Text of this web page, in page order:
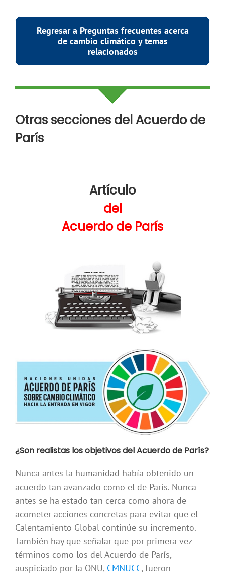
Regresar a Preguntas frecuentes acerca
de cambio climático y temas
relacionados
Otras secciones del Acuerdo de
París
Artículo
del
Acuerdo de París
¿Son realistas los objetivos del Acuerdo de París?
Nunca antes la humanidad había obtenido un
acuerdo tan avanzado como el de París. Nunca
antes se ha estado tan cerca como ahora de
acometer acciones concretas para evitar que el
Calentamiento Global continúe su incremento.
También hay que señalar que por primera vez
términos como los del Acuerdo de París,
auspiciado por la ONU, CMNUCC, fueron